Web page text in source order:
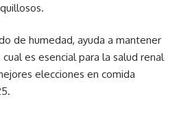
de humedad, ayuda a mantener
es esencial para la salud renal
elecciones en comida